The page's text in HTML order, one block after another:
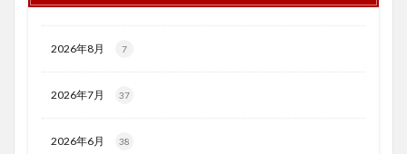
2026年8月 7
2026年7月 37
2026年6月 38